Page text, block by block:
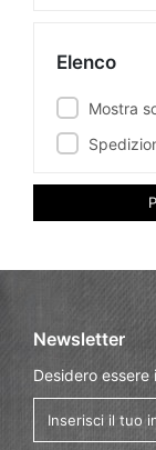
Elenco
Mostra
Newsletter
Desidero